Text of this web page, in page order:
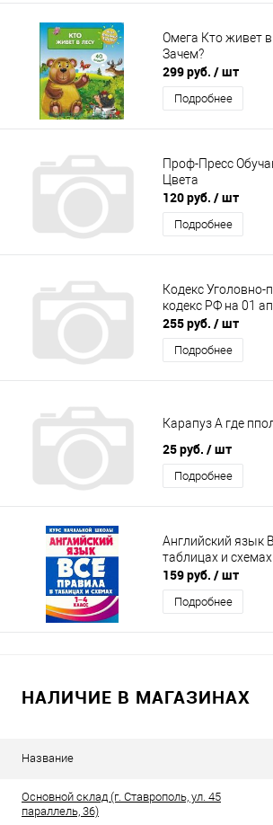
Омега Кто живет
Зачем?
299 руб. / шт
Подробнее
Проф-Пресс
Цвета
120 руб. / шт
Подробнее
Кодекс Уголовно-
кодекс РФ на 01
255 руб. / шт
Подробнее
Карапуз А где
25 руб. / шт
Подробнее
Английский язык
таблицах и
159 руб. / шт
Подробнее
НАЛИЧИЕ В МАГАЗИНАХ
Название
Основной склад (г. Ставрополь, ул. 45
параллель, 36)